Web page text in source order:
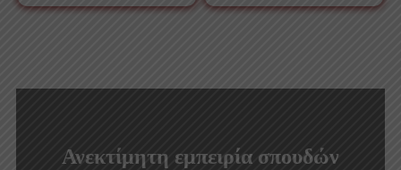
Ανεκτίμητη εμπειρία σπουδών